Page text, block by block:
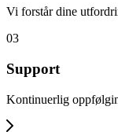
Vi forstår dine
03
Support
Kontinuerlig